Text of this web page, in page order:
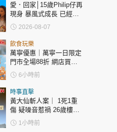
愛．回家│15歲Philip仔再
現身 暴風式成長 已經高
過「三太」樊亦敏！
2026-08-07
飲食玩樂
萬寧優惠｜萬寧一日限定
門市全場88折 網店買滿
$288同步有折
6小時前
時事直擊
黃大仙斬人案｜ 1死1重
傷 疑噪音惹禍 26歲樓下
男住戶 被狂斬多刀命危
46歲樓上男住客 傷人後
1小時前